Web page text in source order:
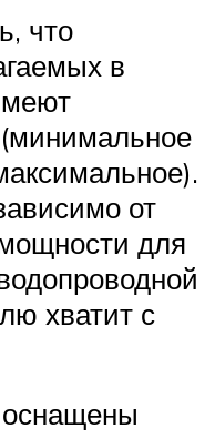
что
в
от
для
хватит с